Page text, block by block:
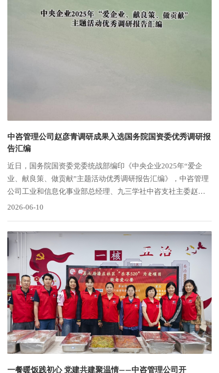
中咨管理公司赵彦青调研成果入选国务院国资委优秀调研报
告汇编
近日，国务院国资委党委统战部编印《中央企业2025年“爱企
业、献良策、做贡献”主题活动优秀调研报告汇编》，中咨管理
公司工业和信息化事业部总经理、九三学社中咨支社主委赵彦
青撰写的专题调研报告《“AI+赋能”：以知识资产驱动智库服务
做贡献” 是国务院国资委党委统战部面向央企统战成员打造的常
态化建言献策活动。
2026-06-10
一餐暖饭践初心 党建共建聚温情——中咨管理公司开